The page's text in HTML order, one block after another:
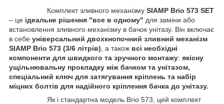
Комплект зливного механізму SIAMP Brio 573 SET
– це ідеальне рішення "все в одному" для заміни або
встановлення зливного механізму в бачок унітазу. Він включає
в себе універсальний двохкнопочний зливний механізм
SIAMP Brio 573 (3/6 літрів) , а також всі необхідні
компоненти для швидкого та зручного монтажу: якісну
ущільнювальну прокладку між бачком та унітазом,
спеціальний ключ для затягування кріплень та набір
міцних болтів для надійного кріплення бачка до унітазу.
Як і стандартна модель Brio 573, цей комплект